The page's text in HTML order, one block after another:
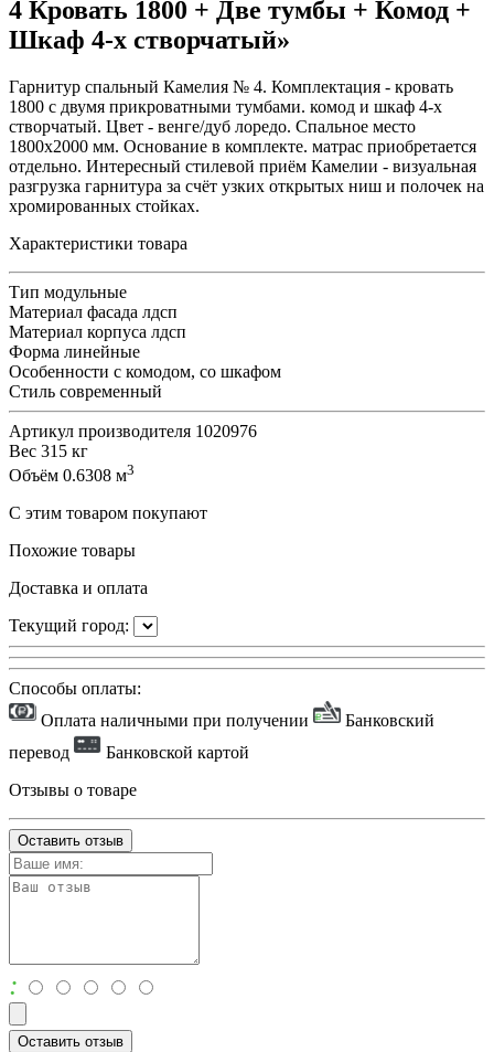
4 Кровать 1800 + Две тумбы + Комод +
Шкаф 4-х створчатый»
Гарнитур спальный Камелия № 4. Комплектация - кровать
1800 с двумя прикроватными тумбами. комод и шкаф 4-х
створчатый. Цвет - венге/дуб лоредо. Спальное место
1800х2000 мм. Основание в комплекте. матрас приобретается
отдельно. Интересный стилевой приём Камелии - визуальная
разгрузка гарнитура за счёт узких открытых ниш и полочек на
хромированных стойках.
Характеристики товара
Тип модульные
Материал фасада лдсп
Материал корпуса лдсп
Форма линейные
Особенности с комодом, со шкафом
Стиль современный
Артикул производителя 1020976
Вес 315 кг
Объём 0.6308 м3
С этим товаром покупают
Похожие товары
Доставка и оплата
Текущий город:
Способы оплаты:
Оплата наличными при получении
Банковский
перевод
Банковской картой
Отзывы о товаре
Оставить отзыв
:
Оставить отзыв